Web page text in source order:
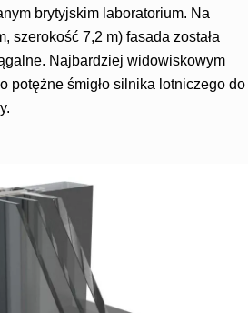
brytyjskim laboratorium. Na
szerokość 7,2 m) fasada została
Najbardziej widowiskowym
potężne śmigło silnika lotniczego do